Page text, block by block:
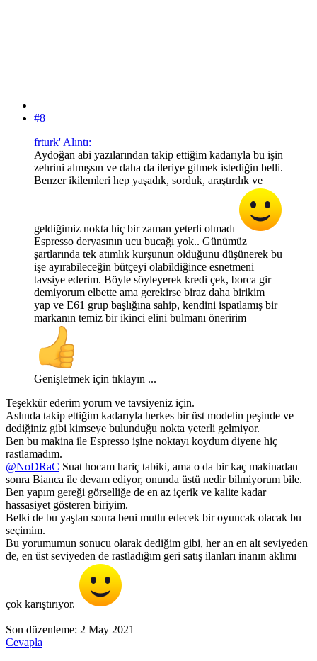
#8
frturk' Alıntı:
Aydoğan abi yazılarından takip ettiğim kadarıyla bu işin
zehrini almışsın ve daha da ileriye gitmek istediğin belli.
Benzer ikilemleri hep yaşadık, sorduk, araştırdık ve
geldiğimiz nokta hiç bir zaman yeterli olmadı
Espresso deryasının ucu bucağı yok.. Günümüz
şartlarında tek atımlık kurşunun olduğunu düşünerek bu
işe ayırabileceğin bütçeyi olabildiğince esnetmeni
tavsiye ederim. Böyle söyleyerek kredi çek, borca gir
demiyorum elbette ama gerekirse biraz daha birikim
yap ve E61 grup başlığına sahip, kendini ispatlamış bir
markanın temiz bir ikinci elini bulmanı öneririm
Genişletmek için tıklayın ...
Teşekkür ederim yorum ve tavsiyeniz için.
Aslında takip ettiğim kadarıyla herkes bir üst modelin peşinde ve
dediğiniz gibi kimseye bulunduğu nokta yeterli gelmiyor.
Ben bu makina ile Espresso işine noktayı koydum diyene hiç
rastlamadım.
@NoDRaC Suat hocam hariç tabiki, ama o da bir kaç makinadan
sonra Bianca ile devam ediyor, onunda üstü nedir bilmiyorum bile.
Ben yapım gereği görselliğe de en az içerik ve kalite kadar
hassasiyet gösteren biriyim.
Belki de bu yaştan sonra beni mutlu edecek bir oyuncak olacak bu
seçimim.
Bu yorumumun sonucu olarak dediğim gibi, her an en alt seviyeden
de, en üst seviyeden de rastladığım geri satış ilanları inanın aklımı
çok karıştırıyor.
Son düzenleme: 2 May 2021
Cevapla